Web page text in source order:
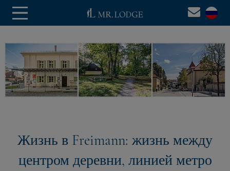
Жизнь в Freimann: жизнь между
центром деревни, линией метро